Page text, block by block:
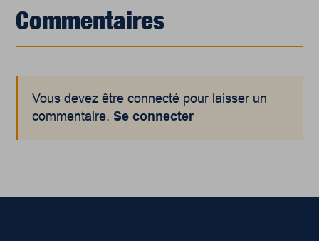
Commentaires
Vous devez être connecté pour laisser un
commentaire.Se connecter